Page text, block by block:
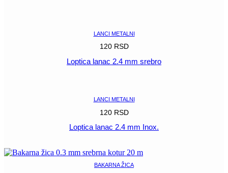
LANCI METALNI
120 RSD
Loptica lanac 2.4 mm srebro
LANCI METALNI
120 RSD
Loptica lanac 2.4 mm Inox.
BAKARNA ŽICA